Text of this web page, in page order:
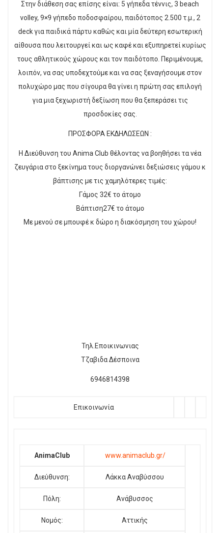
Στην διάθεση σας επίσης είναι: 5 γήπεδα τέννις, 3 beach
volley, 9×9 γήπεδο ποδοσφαίρου, παιδότοπος 2.500 τ.μ., 2
deck για παιδικά πάρτυ καθώς και μία δεύτερη εσωτερική
αίθουσα που λειτουργεί και ως καφέ και εξυπηρετεί κυρίως
τους αθλητικούς χώρους και τον παιδότοπο. Περιμένουμε,
λοιπόν, να σας υποδεχτούμε και να σας ξεναγήσουμε στον
πολυχώρο μας που σίγουρα θα γίνει η πρώτη σας επιλογή
για μια ξεχωριστή δεξίωση που θα ξεπεράσει τις
προσδοκίες σας.
ΠΡΟΣΦΟΡΑ ΕΚΔΗΛΩΣΕΩΝ :
Η Διεύθυνση του Anima Club θέλοντας να βοηθήσει τα νέα
ζευγάρια στο ξεκίνημα τους διοργανώνει δεξιώσεις γάμου κ
βάπτισης με τις χαμηλότερες τιμές:
Γάμος 32€ το άτομο
Βάπτιση27€ το άτομο
Με μενού σε μπουφέ κ δώρο η διακόσμηση του χώρου!
Τηλ.Εποικινωνιας
Τζαβιδα Δέσποινα
6946814398
Επικοινωνία
AnimaClub www.animaclub.gr/
Διεύθυνση: Λάκκα Αναβύσσου
Πόλη: Ανάβυσσος
Νομός: Αττικής